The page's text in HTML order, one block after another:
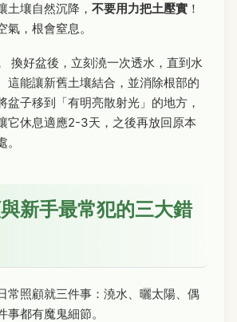
土壤自然沉降， 不要用力把土壓實 ！
氣，根會窒息。
換好盆後，立刻澆一次透水，直到水
這能讓新舊土壤結合，並消除根部的
盆子移到「有明亮散射光」的地方，
它休息適應2-3天，之後再放回原本
新手最常犯的三大錯
常照顧就三件事：澆水、曬太陽、偶
都有魔鬼細節。